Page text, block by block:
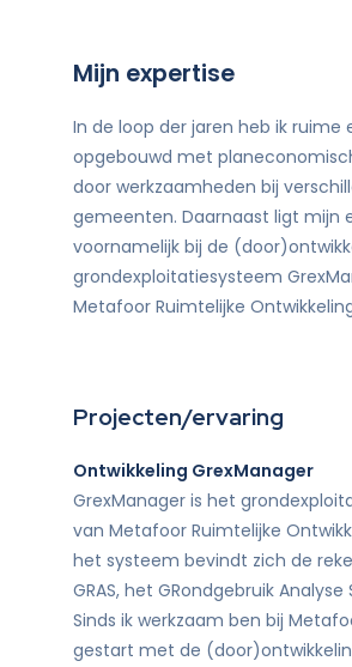
Mijn expertise
In de loop der jaren heb ik ruime
opgebouwd met
door werkzaamheden bij
gemeenten. Daarnaast ligt mijn
voornamelijk bij de
grondexploitatiesysteem
Metafoor Ruimtelijke
Projecten/ervaring
Ontwikkeling GrexManager
GrexManager is het
van Metafoor Ruimtelijke
het systeem bevindt zich de
GRAS, het GRondgebruik Analyse
Sinds ik werkzaam ben bij
gestart met de